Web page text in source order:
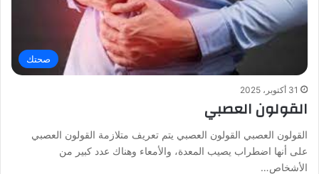
صحتك
31 أكتوبر، 2025
القولون العصبي
القولون العصبي القولون العصبي يتم تعريف متلازمة القولون العصبي
على أنها اضطراب يصيب المعدة، والأمعاء وهناك عدد كبير من
الأشخاص…